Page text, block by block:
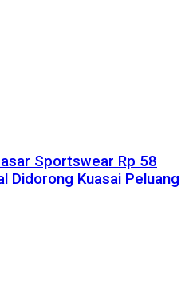
Sportswear Rp 58
Didorong Kuasai Peluang